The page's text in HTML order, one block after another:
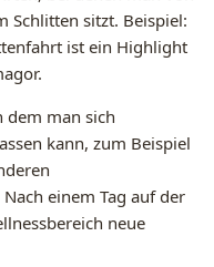
Schlitten sitzt. Beispiel:
ist ein Highlight
dem man sich
kann, zum Beispiel
einem Tag auf der
neue